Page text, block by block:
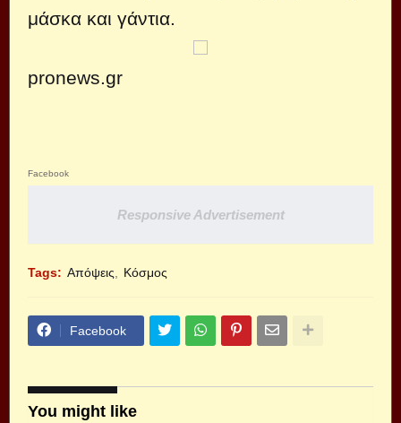
μάσκα και γάντια.
pronews.gr
Facebook
Responsive Advertisement
Tags: Απόψεις Κόσμος
Facebook
You might like